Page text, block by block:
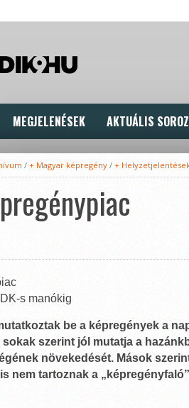
MEGJELENÉSEK AKTUÁLIS
/ + Magyar képregény / +
s manókig
be a képregények a
sokak szerint jól mutatja a
növekedését. Mások
nem tartoznak a